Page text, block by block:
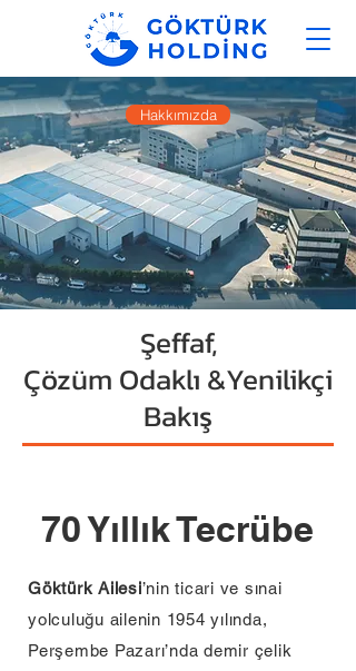
Hakkımızda
Şeffaf,
Çözüm Odaklı &Yenilikçi
Bakış
70 Yıllık Tecrübe
Göktürk Ailesi’nin ticari ve sınai
yolculuğu ailenin 1954 yılında,
Perşembe Pazarı’nda demir çelik